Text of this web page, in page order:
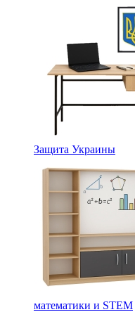
Защита Украины
математики и STEM